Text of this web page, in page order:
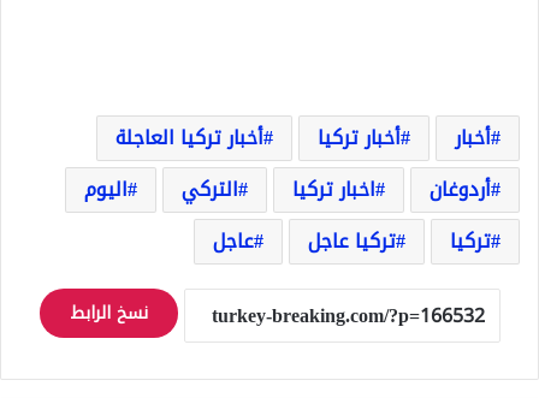
أخبار أخبار تركيا
أخبار تركيا العاجلة
أردوغان
اخبار تركيا التركي
اليوم
تركيا
تركيا عاجل عاجل
نسخ الرابط